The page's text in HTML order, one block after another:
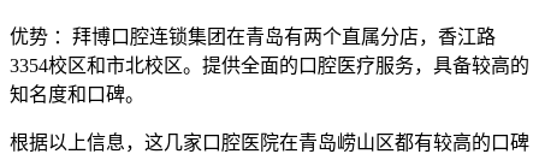
优势 ：拜博口腔连锁集团在青岛有两个直属分店，香江路
3354校区和市北校区。提供全面的口腔医疗服务，具备较高的
知名度和口碑。
根据以上信息，这几家口腔医院在青岛崂山区都有较高的口碑